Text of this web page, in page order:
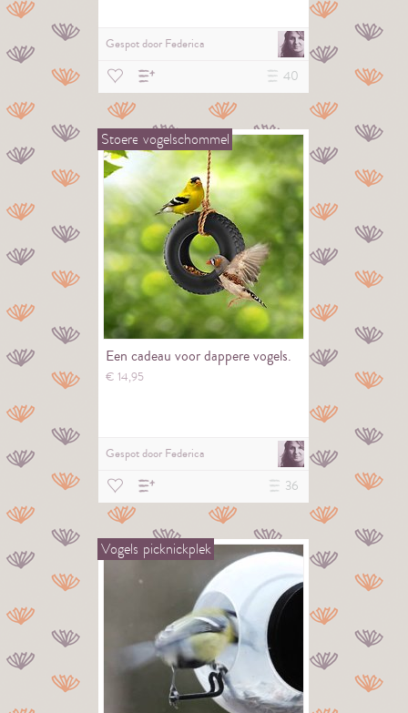
Gespot door Federica
40
Stoere vogelschommel
Een cadeau voor dappere vogels.
€ 14,95
Gespot door Federica
36
Vogels picknickplek